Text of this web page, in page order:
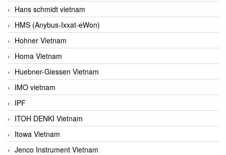
Hans schmidt vietnam
HMS (Anybus-Ixxat-eWon)
Hohner Vietnam
Homa Vietnam
Huebner-Giessen Vietnam
IMO vietnam
IPF
ITOH DENKI Vietnam
Itowa Vietnam
Jenco Instrument Vietnam